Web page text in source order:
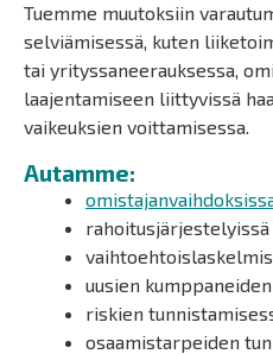
Tuemme muutoksiin
selviämisessä, kuten
tai yrityssaneerauksessa,
laajentamiseen liittyvissä
vaikeuksien voittamisessa.
Autamme:
rahoitusjärjestelyissä
uusien
riskien
osaamistarpeiden